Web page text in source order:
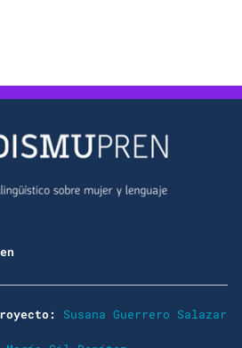
Susana Guerrero Salazar